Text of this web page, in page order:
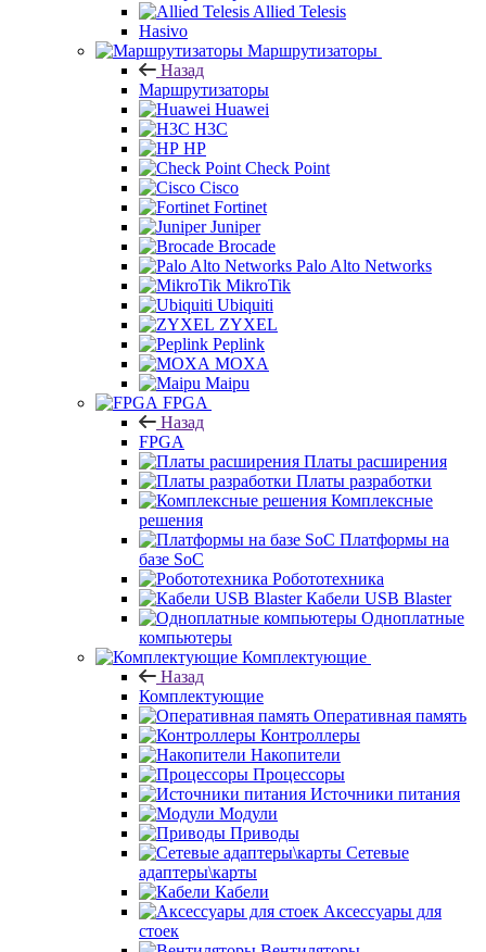
Allied Telesis
Hasivo
Маршрутизаторы
Назад
Маршрутизаторы
Huawei
H3C
HP
Check Point
Cisco
Fortinet
Juniper
Brocade
Palo Alto Networks
MikroTik
Ubiquiti
ZYXEL
Peplink
MOXA
Maipu
FPGA
Назад
FPGA
Платы расширения
Платы разработки
Комплексные
решения
Платформы на
базе SoC
Робототехника
Кабели USB Blaster
Одноплатные
компьютеры
Комплектующие
Назад
Комплектующие
Оперативная память
Контроллеры
Накопители
Процессоры
Источники питания
Модули
Приводы
Сетевые
адаптеры\карты
Кабели
Аксессуары для
стоек